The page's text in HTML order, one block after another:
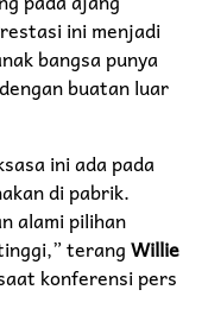
ini menjadi
bangsa punya
buatan luar
ini ada pada
di pabrik.
alami pilihan
terangWillie
konferensi pers